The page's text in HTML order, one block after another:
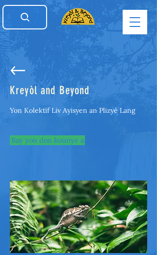
Kreyòl and Beyond
Yon Kolektif Liv Ayisyen an Plizyè Lang
Bay yon don kounye a